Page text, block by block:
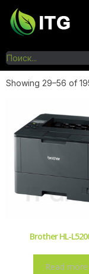
Showing 29–56 of
Brother HL-
Read more